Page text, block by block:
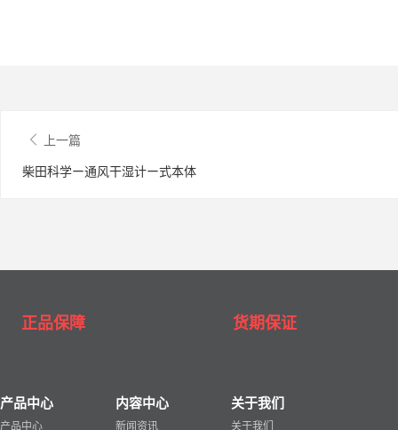
上一篇
柴田科学ー通风干湿计ー式本体
正品保障 货期保证
产品中心
产品中心
内容中心
新闻资讯
关于我们
关于我们